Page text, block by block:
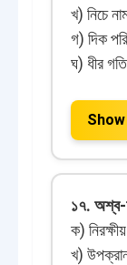
খ) নিচে
গ) দিক
ঘ) ধীর গতি
১৭. অশ্ব-
ক)
খ)